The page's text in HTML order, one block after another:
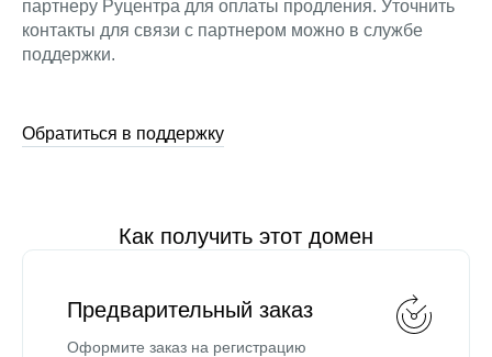
партнеру Руцентра для оплаты продления. Уточнить
контакты для связи с партнером можно в службе
поддержки.
Обратиться в поддержку
Как получить этот домен
Предварительный заказ
Оформите заказ на регистрацию